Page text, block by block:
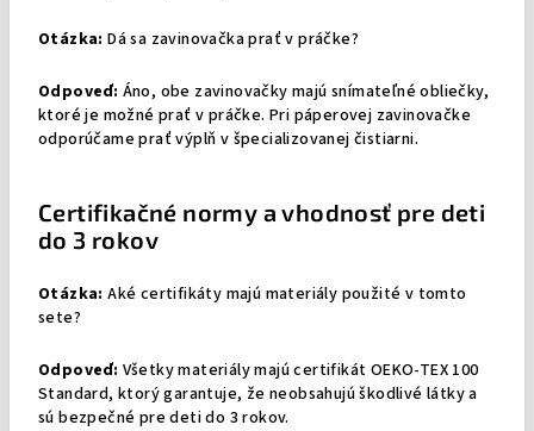
Otázka: Dá sa zavinovačka prať v práčke?
Odpoveď: Áno, obe zavinovačky majú snímateľné obliečky,
ktoré je možné prať v práčke. Pri páperovej zavinovačke
odporúčame prať výplň v špecializovanej čistiarni.
Certifikačné normy a vhodnosť pre deti
do 3 rokov
Otázka: Aké certifikáty majú materiály použité v tomto
sete?
Odpoveď: Všetky materiály majú certifikát OEKO-TEX 100
Standard, ktorý garantuje, že neobsahujú škodlivé látky a
sú bezpečné pre deti do 3 rokov.